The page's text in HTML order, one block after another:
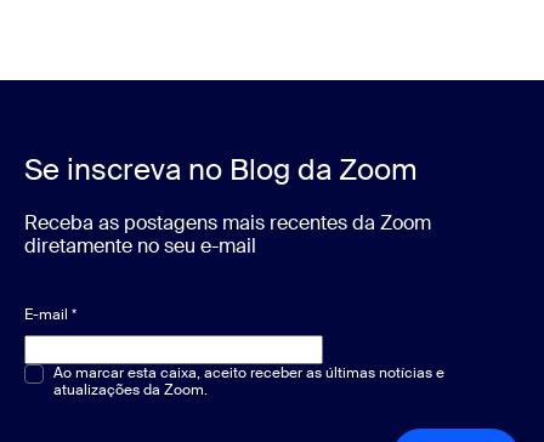
Se inscreva no Blog da Zoom
Receba as postagens mais recentes da Zoom
diretamente no seu e-mail
E-mail *
Múltipla escolha ou resposta única*
Ao marcar esta caixa, aceito receber as últimas notícias e
atualizações da Zoom.